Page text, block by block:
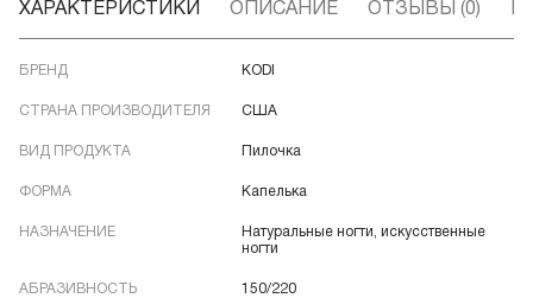
ХАРАКТЕРИСТИКИ ОПИСАНИЕ ОТЗЫВЫ (0)
БРЕНД KODI
СТРАНА ПРОИЗВОДИТЕЛЯ США
ВИД ПРОДУКТА Пилочка
ФОРМА Капелька
НАЗНАЧЕНИЕ
Натуральные ногти, искусственные
ногти
АБРАЗИВНОСТЬ 150/220